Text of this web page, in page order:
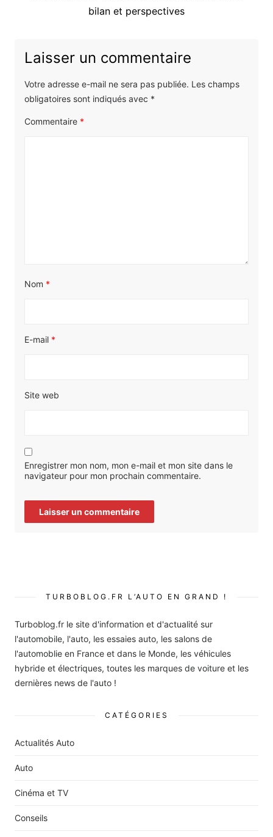
bilan et perspectives
Laisser un commentaire
Votre adresse e-mail ne sera pas publiée. Les champs
obligatoires sont indiqués avec *
Commentaire *
Nom *
E-mail *
Site web
Enregistrer mon nom, mon e-mail et mon site dans le
navigateur pour mon prochain commentaire.
TURBOBLOG.FR L’AUTO EN GRAND !
Turboblog.fr le site d'information et d'actualité sur
l'automobile, l'auto, les essaies auto, les salons de
l'automoblie en France et dans le Monde, les véhicules
hybride et électriques, toutes les marques de voiture et les
dernières news de l'auto !
CATÉGORIES
Actualités Auto
Auto
Cinéma et TV
Conseils